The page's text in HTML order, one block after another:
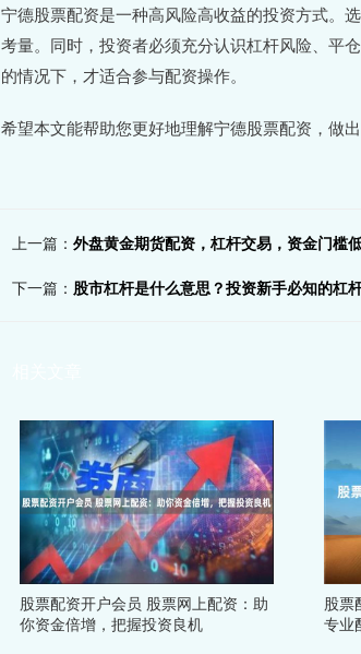
宁德股票配资是一种高风险高收益的投资方式。
考量。同时，投资者必须充分认识杠杆风险、平
的情况下，才适合参与配资操作。
希望本文能帮助您更好地理解宁德股票配资，做
上一篇： 外盘黄金期货配资，杠杆交易，资金门槛
下一篇： 股市杠杆是什么意思？投资新手必知的杠
股票配资开户会员 股票网上配资：助
你资金倍增，把握投资良机
股票
专业